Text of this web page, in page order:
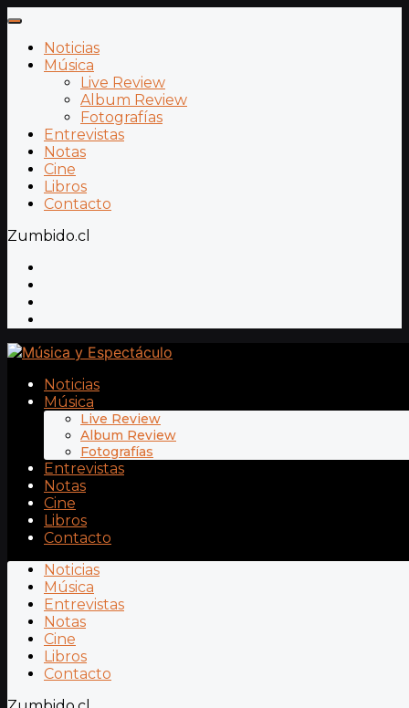
Noticias
Música
Live Review
Album Review
Fotografías
Entrevistas
Notas
Cine
Libros
Contacto
Zumbido.cl
Noticias
Música
Live Review
Album Review
Fotografías
Entrevistas
Notas
Cine
Libros
Contacto
Noticias
Música
Entrevistas
Notas
Cine
Libros
Contacto